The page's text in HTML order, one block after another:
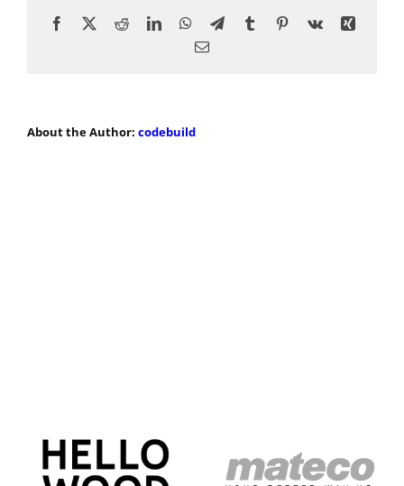
Facebook
X RedditLinkedInWhatsApp
TelegramTumblrPinterest
Vk
Xing
Email:
About the Author: codebuild